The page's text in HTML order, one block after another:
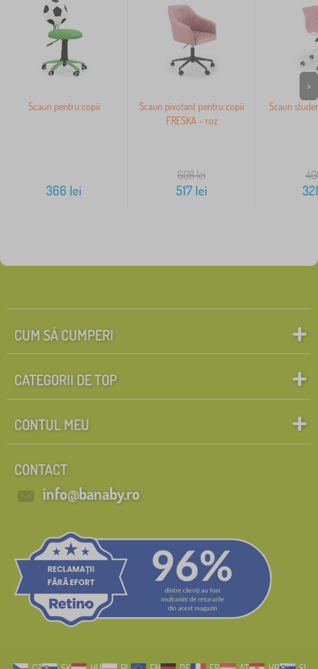
Scaun pentru copii
366 lei
Scaun pivotant pentru copii
FRESKA - roz
608lei
517 lei
Scaun
>
CUM SĂ CUMPERI
CATEGORII DE TOP
CONTUL MEU
CONTACT
info@banaby.ro